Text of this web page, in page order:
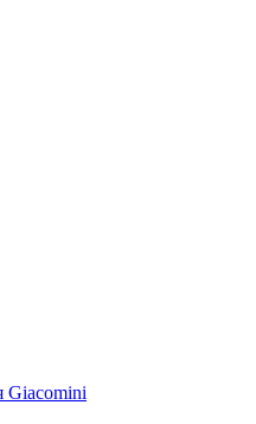
Giacomini